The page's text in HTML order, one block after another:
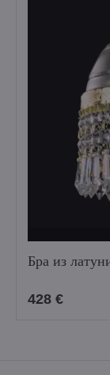
Бра из
428 €